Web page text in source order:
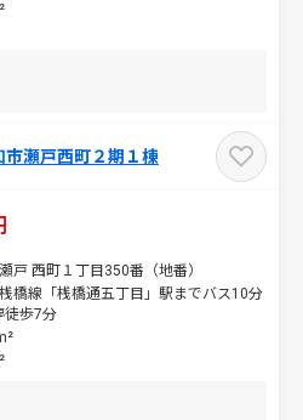
瀬戸西町２期１棟
戸 西町１丁目350番（地番）
橋線「桟橋通五丁目」駅までバス10分
徒歩7分